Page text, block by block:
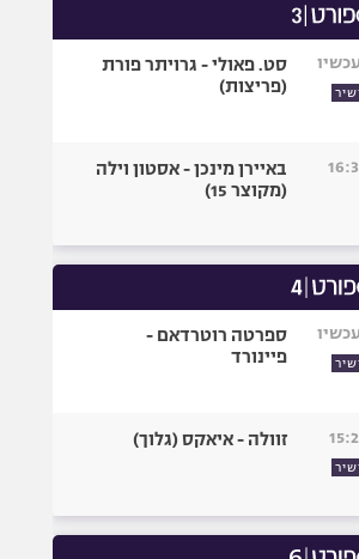
סט. פאולי - גרויתר פורת
(פריצות)
באיירן מינכן - אסטון וילה
(מקוצר 15)
ספרטה רוטרדאם -
פיינורד
זוולה - איאקס (גלוך)